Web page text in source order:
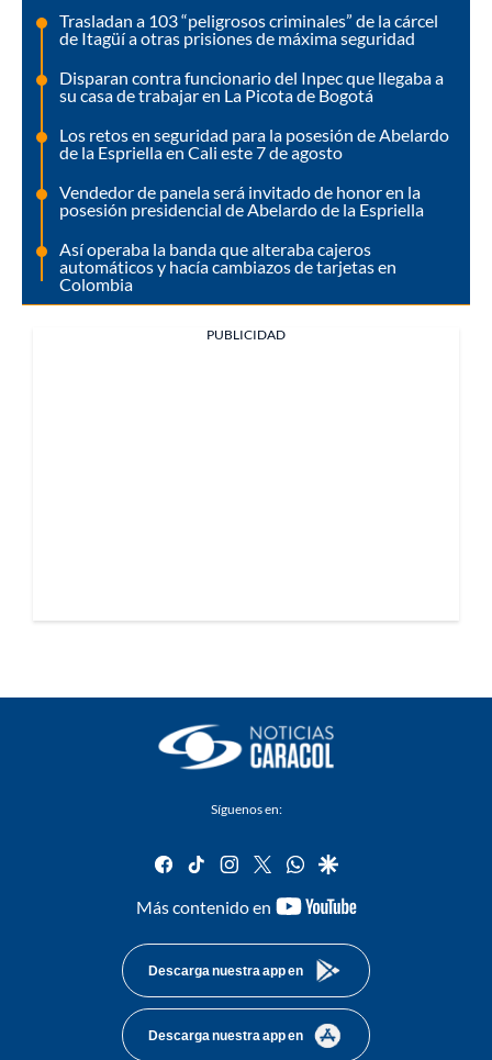
Trasladan a 103 “peligrosos criminales” de la cárcel
de Itagüí a otras prisiones de máxima seguridad
Disparan contra funcionario del Inpec que llegaba a
su casa de trabajar en La Picota de Bogotá
Los retos en seguridad para la posesión de Abelardo
de la Espriella en Cali este 7 de agosto
Vendedor de panela será invitado de honor en la
posesión presidencial de Abelardo de la Espriella
Así operaba la banda que alteraba cajeros
automáticos y hacía cambiazos de tarjetas en
Colombia
PUBLICIDAD
Síguenos en:
facebook
tiktok instagram
twitterwhatsapp
google
Más contenido en
youtube-
Descarga nuestra app en
Descarga nuestra app en